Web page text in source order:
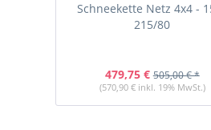
Schneekette Netz 4x4 -
215/80
479,75 € 505,00 € *
(570,90 € inkl. 19% MwSt.)